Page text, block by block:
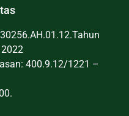
400.9.12/1221 –